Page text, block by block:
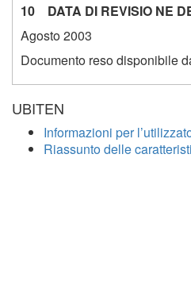
10 DATA DI REVISIO NE
Agosto 2003
Documento reso disponibile
UBITEN
Informazioni per
Riassunto delle